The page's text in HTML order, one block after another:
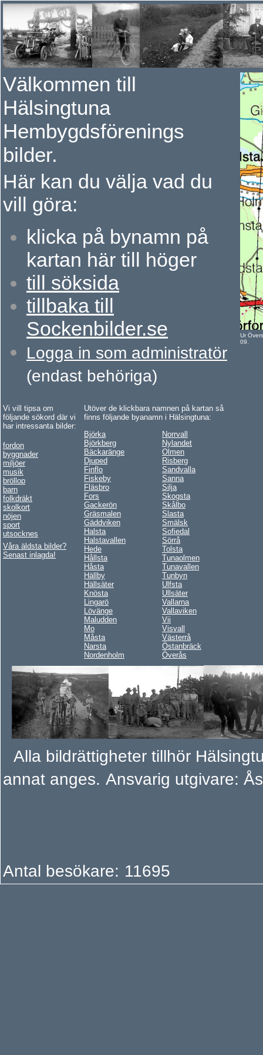
Välkommen till
Hälsingtuna
Hembygdsförenings
bilder.
Här kan du välja vad du
vill göra:
klicka på bynamn på
kartan här till höger
till söksida
tillbaka till
Sockenbilder.se
Logga in som administratör
(endast behöriga)
Ur
09.
Vi vill tipsa om
följande sökord där vi
har intressanta bilder:
fordon
byggnader
miljöer
musik
bröllop
barn
folkdräkt
skolkort
nöjen
sport
utsocknes
Våra äldsta bilder?
Senast inlagda!
Utöver de klickbara namnen på kartan så
finns följande byanamn i Hälsingtuna:
Björka
Björkberg
Bäckaränge
Djuped
Finflo
Fiskeby
Fläsbro
Fors
Gackerön
Gräsmalen
Gäddviken
Halsta
Halstavallen
Hede
Hållsta
Håsta
Hällby
Hällsäter
Knösta
Lingarö
Lövänge
Maludden
Mo
Måsta
Narsta
Nordenholm
Norrvall
Nylandet
Olmen
Risberg
Sandvalla
Sanna
Silja
Skogsta
Skålbo
Slasta
Smälsk
Sofiedal
Sörrå
Tolsta
Tunaolmen
Tunavallen
Tunbyn
Ulfsta
Ullsäter
Vallarna
Vallaviken
Vii
Visvall
Västerrå
Östanbräck
Överås
Alla bildrättigheter tillhör
annat anges. Ansvarig utgivare:
Antal besökare: